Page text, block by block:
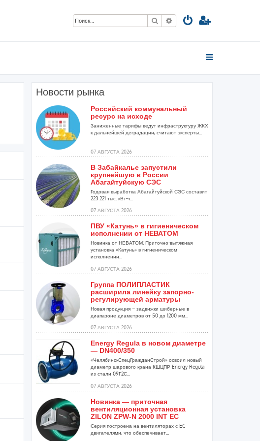
Поиск Расширенный поиск
Новости рынка
Российский коммунальный
ресурс на исходе
Заниженные тарифы ведут инфраструктуру ЖКХ
к дальнейшей деградации, считают эксперты...
07 АВГУСТА 2026
В Забайкалье запустили
крупнейшую в России
Абагайтуйскую СЭС
Годовая выработка Абагайтуйской СЭС составит
223 221 тыс. кВт-ч...
07 АВГУСТА 2026
ПВУ «Катунь» в гигиеническом
исполнении от НЕВАТОМ
Новинка от НЕВАТОМ: Приточно-вытяжная
установка «Катунь» в гигиеническом
исполнении...
07 АВГУСТА 2026
Группа ПОЛИПЛАСТИК
расширила линейку запорно-
регулирующей арматуры
Новая продукция – задвижки шиберные в
диапазоне диаметров от 50 до 1200 мм...
07 АВГУСТА 2026
Energy Regula в новом диаметре
— DN400/350
«ЧелябинскСпецГражданСтрой» освоил новый
диаметр шарового крана КШЦПР Energy Regula
из стали 09Г2С...
07 АВГУСТА 2026
Новинка — приточная
вентиляционная установка
ZILON ZPW-N 2000 INT EC
Серия построена на вентиляторах с EC-
двигателями, что обеспечивает...